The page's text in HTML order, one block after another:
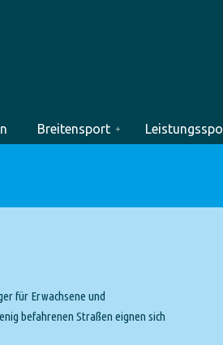
Breitensport
für Erwachsene und
befahrenen Straßen eignen sich